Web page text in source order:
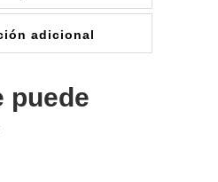
adicional
puede